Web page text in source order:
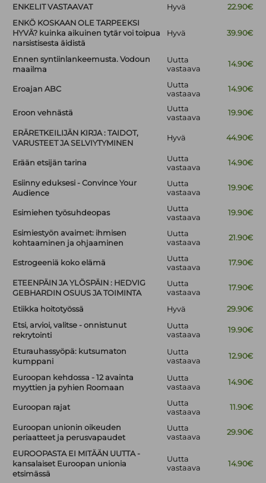
ENKELIT VASTAAVAT Hyvä
22.90€
ENKÖ KOSKAAN OLE TARPEEKSI
HYVÄ? kuinka aikuinen tytär voi toipua
narsistisesta äidistä
Hyvä 39.90€
Ennen syntiinlankeemusta. Vodoun
maailma
Uutta
vastaava
14.90€
Eroajan ABC
Uutta
vastaava
14.90€
Eroon vehnästä
Uutta
vastaava
19.90€
ERÄRETKEILIJÄN KIRJA : TAIDOT,
VARUSTEET JA SELVIYTYMINEN
Hyvä 44.90€
Erään etsijän tarina
Uutta
vastaava
14.90€
Esiinny eduksesi - Convince Your
Audience
Uutta
vastaava
19.90€
Esimiehen työsuhdeopas
Uutta
vastaava
19.90€
Esimiestyön avaimet: ihmisen
kohtaaminen ja ohjaaminen
Uutta
vastaava
21.90€
Estrogeeniä koko elämä
Uutta
vastaava
17.90€
ETEENPÄIN JA YLÖSPÄIN : HEDVIG
GEBHARDIN OSUUS JA TOIMINTA
Uutta
vastaava
17.90€
Etiikka hoitotyössä Hyvä
29.90€
Etsi, arvioi, valitse - onnistunut
rekrytointi
Uutta
vastaava
19.90€
Eturauhassyöpä: kutsumaton
kumppani
Uutta
vastaava
12.90€
Euroopan kehdossa - 12 avainta
myyttien ja pyhien Roomaan
Uutta
vastaava
14.90€
Euroopan rajat
Uutta
vastaava
11.90€
Euroopan unionin oikeuden
periaatteet ja perusvapaudet
Uutta
vastaava
29.90€
EUROOPASTA EI MITÄÄN UUTTA -
kansalaiset Euroopan unionia
etsimässä
Uutta
vastaava
14.90€